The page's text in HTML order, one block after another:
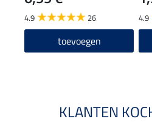
4.9 26
toevoegen
4.9
KLANTEN